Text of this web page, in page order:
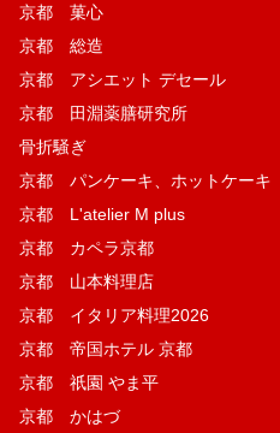
京都 菓​心
京都 総造
京都 アシエット デセール
京都 田淵薬膳研究所
骨折騒ぎ
京都 パンケーキ、ホットケーキ
京都 L'atelier M plus
京都 カペラ京都
京都 山本料理店
京都 イタリア料理2026
京都 帝国ホテル 京都
京都 祇園 やま平
京都 かはづ